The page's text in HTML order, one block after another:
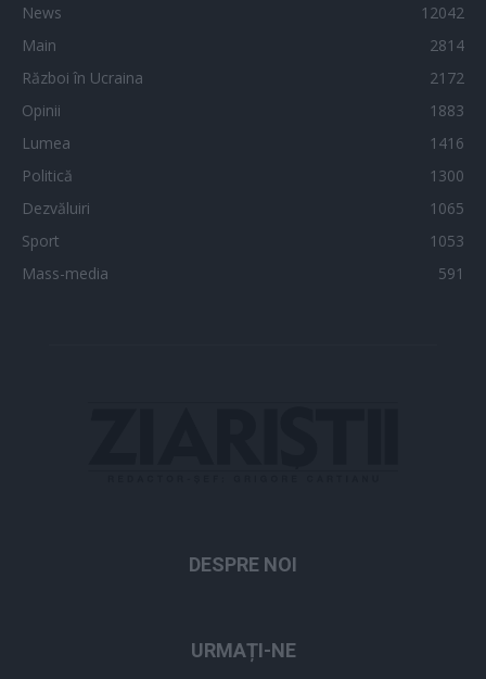
News
12042
Main
2814
Război în Ucraina
2172
Opinii
1883
Lumea
1416
Politică
1300
Dezvăluiri
1065
Sport
1053
Mass-media
591
DESPRE NOI
URMAȚI-NE